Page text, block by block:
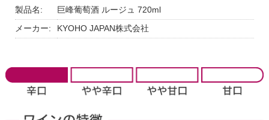
製品名: 巨峰葡萄酒 ルージュ 720ml
メーカー: KYOHO JAPAN株式会社